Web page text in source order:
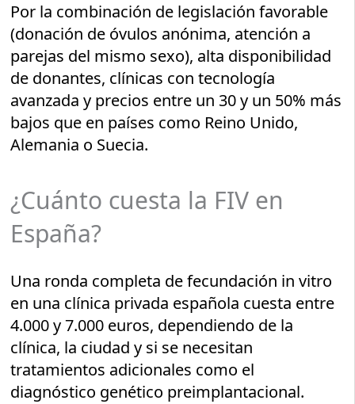
Por la combinación de legislación favorable
(donación de óvulos anónima, atención a
parejas del mismo sexo), alta disponibilidad
de donantes, clínicas con tecnología
avanzada y precios entre un 30 y un 50% más
bajos que en países como Reino Unido,
Alemania o Suecia.
¿Cuánto cuesta la FIV en
España?
Una ronda completa de fecundación in vitro
en una clínica privada española cuesta entre
4.000 y 7.000 euros, dependiendo de la
clínica, la ciudad y si se necesitan
tratamientos adicionales como el
diagnóstico genético preimplantacional.